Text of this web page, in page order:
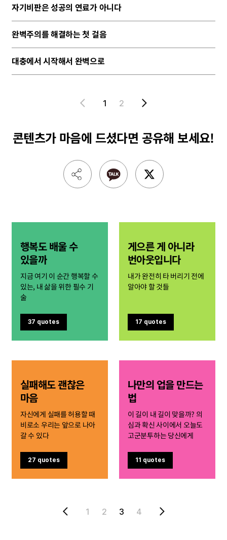
자기비판은 성공의 연료가 아니다
완벽주의를 해결하는 첫 걸음
대충에서 시작해서 완벽으로
1 2
콘텐츠가 마음에 드셨다면 공유해 보세요!
행복도 배울 수
있을까
지금 여기 이 순간 행복할 수
있는, 내 삶을 위한 필수 기
술
37 quotes
게으른 게 아니라
번아웃입니다
내가 완전히 타 버리기 전에
알아야 할 것들
17 quotes
실패해도 괜찮은
마음
자신에게 실패를 허용할 때
비로소 우리는 앞으로 나아
갈 수 있다
27 quotes
나만의 업을 만드는
법
이 길이 내 길이 맞을까? 의
심과 확신 사이에서 오늘도
고군분투하는 당신에게
11 quotes
1 2 3 4